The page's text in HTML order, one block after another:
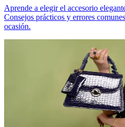
Aprende a elegir el accesorio
Consejos prácticos y errores
ocasión.